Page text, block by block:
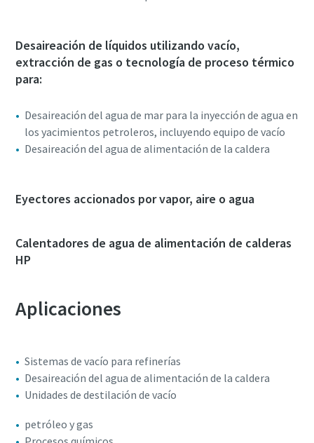
Desaireación de líquidos utilizando vacío,
extracción de gas o tecnología de proceso térmico
para:
Desaireación del agua de mar para la inyección de agua en
los yacimientos petroleros, incluyendo equipo de vacío
Desaireación del agua de alimentación de la caldera
Eyectores accionados por vapor, aire o agua
Calentadores de agua de alimentación de calderas
HP
Aplicaciones
Sistemas de vacío para refinerías
Desaireación del agua de alimentación de la caldera
Unidades de destilación de vacío
petróleo y gas